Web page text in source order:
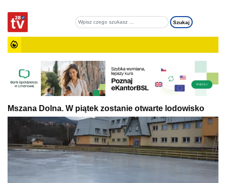
Mszana Dolna. W piątek zostanie otwarte lodowisko